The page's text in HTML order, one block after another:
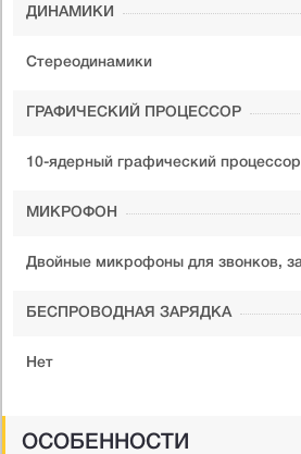
ДИНАМИКИ
Стереодинамики
ГРАФИЧЕСКИЙ ПРОЦЕССОР
10-ядерный графический процессор
МИКРОФОН
Двойные микрофоны для звонков,
БЕСПРОВОДНАЯ ЗАРЯДКА
Нет
ОСОБЕННОСТИ